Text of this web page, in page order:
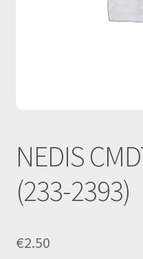
NEDIS
(233-2393)
€2.50